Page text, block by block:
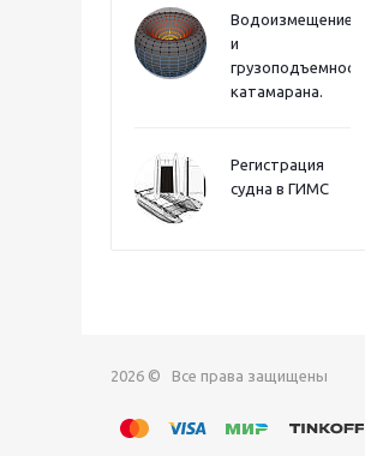
Водоизмещение
и
грузоподъемность
катамарана.
Регистрация
судна в ГИМС
2026 © Все права защищены